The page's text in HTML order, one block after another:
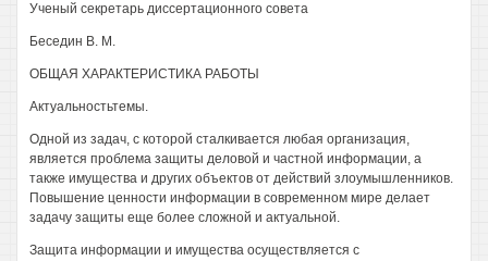
Ученый секретарь диссертационного совета
Беседин В. М.
ОБЩАЯ ХАРАКТЕРИСТИКА РАБОТЫ
Актуальностьтемы.
Одной из задач, с которой сталкивается любая организация,
является проблема защиты деловой и частной информации, а
также имущества и других объектов от действий злоумышленников.
Повышение ценности информации в современном мире делает
задачу защиты еще более сложной и актуальной.
Защита информации и имущества осуществляется с